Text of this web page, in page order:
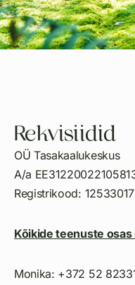
Rekvisiidid
OÜ Tasakaalukeskus
A/a
Registrikood:
Kõikide teenuste
Monika: +372 52